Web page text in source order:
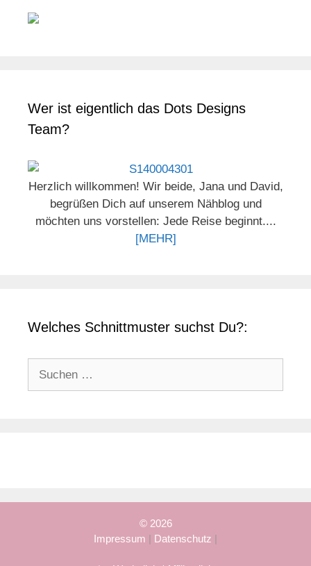
Wer ist eigentlich das Dots Designs
Team?
Herzlich willkommen! Wir beide, Jana und David,
begrüßen Dich auf unserem Nähblog und
möchten uns vorstellen: Jede Reise beginnt....
[MEHR]
Welches Schnittmuster suchst Du?:
© 2026
Impressum | Datenschutz |